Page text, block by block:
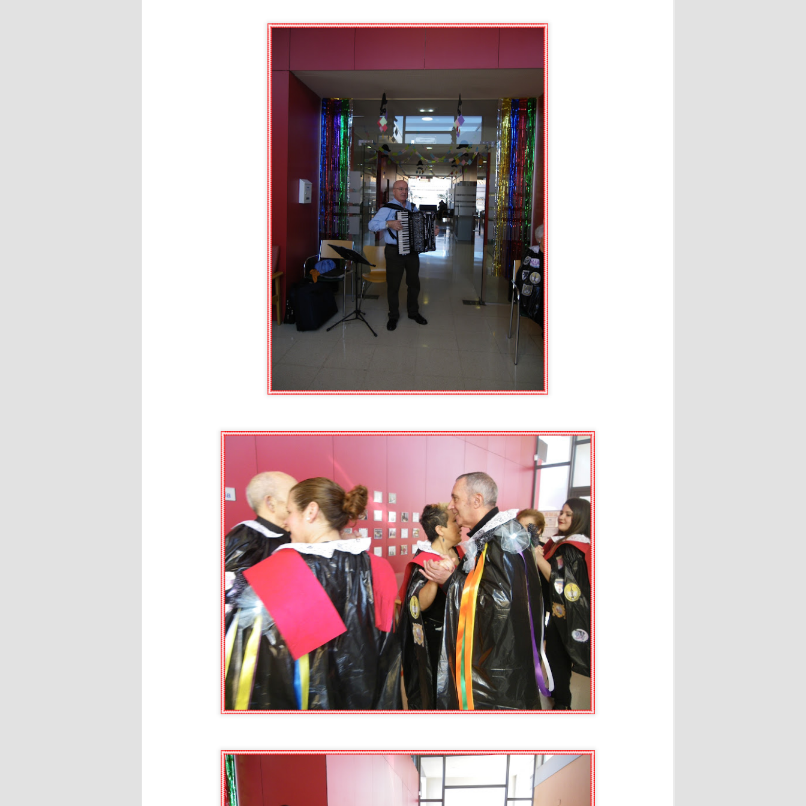
JUL
20
Después de 16 años, España ha vuelto a conquistar el Mundial masculino al derrotar a Argentina por
1-0 en la final disputada ayer, consiguiendo así su segunda estrella mundialista.
Para conmemorar este gran éxito, hemos salido al jardín para compartir un agradable piscolabis y disfrutar
de un rato de convivencia, alegría y muchas conversaciones sobre el campeonato.
JUL
17
TERAPIA MUSICAL PERSONALIZADA. Mercedes
Mercedes lleva tiempo participando en la Terapia Musical Personalizada. Ésta intervención terapéutica
constituye un recurso no farmacológico orientado a favorecer el bienestar integral de la persona.
A lo largo del proceso se observa que la musicoterapia contribuye a la regulación emocional, así mismo,
estimula funciones cognitivas como la atención, la memoria, la orientación y la capacidad de concentración,
ayudando a mantener la actividad cognitiva.
JUL
16
EL SENIOR PRIX DEL VERANO
¡¡Cuarto año consecutivo celebrando nuestro divertido y esperado Senior Prix del verano!!
Risas, juegos y mucha energía para dar la bienvenida a esta estación con el mejor espíritu.
13
ACOMPAÑAMIENTO A RECURSOS COMUNITARIOS: RENOVACION DEL DNI
Hoy acompañamos a Javi, usuario del centro de día, a renovar el DNI. El hecho va mucho más allá de
realizar un trámite administrativo. Es una actividad de apoyo a la autonomía personal, inclusión social
y participación comunitaria.
Supone:
Fomentar la autonomía, ayudando a la persona a gestionar un documento esencial para ejercer sus
derechos. Promover la inclusión social, facilitando que participe en servicios y recursos de la comunidad de
forma normalizada.
10
CUMPLEAÑOS
🎉🎂 ¡Nuestra querida Leni cumple 76 años! 🎂🎉
Hoy hemos celebrado en el Centro de Día el 76 cumpleaños de nuestra querida Leni, una fecha muy
especial que hemos compartido con alegría, cariño y muchas felicitaciones.
Rodeada de compañeras, compañeros y profesionales, Leni ha disfrutado de un bonito homenaje en el que
no han faltado las sonrisas, los abrazos y los mejores deseos para este nuevo año que comienza.
¡600.000 visitas a nuestra página web!
Hoy queremos compartir una noticia que nos llena de ilusión: ¡hemos alcanzado las 600.000 visitas a la web
del Centro de Día La Camocha! 🎉